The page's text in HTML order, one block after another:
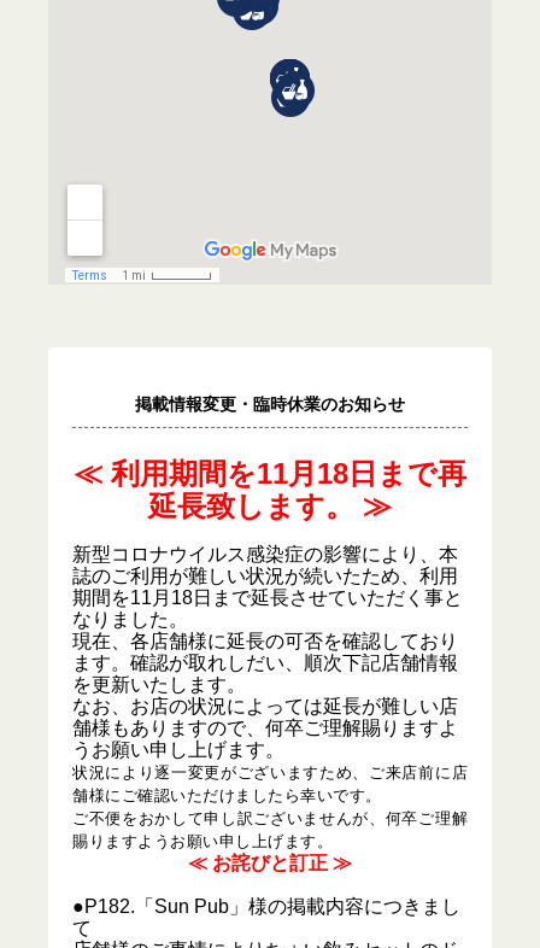
掲載情報変更・臨時休業のお知らせ
≪ 利用期間を11月18日まで再
延長致します。 ≫
新型コロナウイルス感染症の影響により、本
誌のご利用が難しい状況が続いたため、利用
期間を11月18日まで延長させていただく事と
なりました。
現在、各店舗様に延長の可否を確認しており
ます。確認が取れしだい、順次下記店舗情報
を更新いたします。
なお、お店の状況によっては延長が難しい店
舗様もありますので、何卒ご理解賜りますよ
うお願い申し上げます。
状況により逐一変更がございますため、ご来店前に店
舗様にご確認いただけましたら幸いです。
ご不便をおかして申し訳ございませんが、何卒ご理解
賜りますようお願い申し上げます。
≪ お詫びと訂正 ≫
●P182.「Sun Pub」様の掲載内容につきまし
て